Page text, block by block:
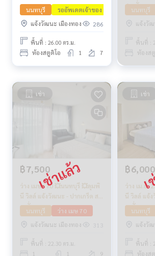
แจ้งวัฒนะ - ปากเกร็ด สเตชั่น
นนทบุรี
รออัพเดตเจ้าของ
แจ้งวัฒนะ เมืองทอง
286
พื้นที่ : 26.00 ตร.ม.
ห้องสตูดิโอ 1 7
สเตชั่น
นนทบุรี
แจ้งวัฒ
พื้นที่ :
ห้องส
เช่า
฿7,500
ว่าง เมษา 70 💥นนทบุรี 💥ลุมพิ
นี วิลล์ แจ้งวัฒนะ - ปากเกร็ด ส
เตชั่น
นนทบุรี
ว่าง เมษ 70
แจ้งวัฒนะ เมืองทอง
พื้นที่ : 22.30 ตร.ม.
1 1 9
เช่า
฿6,000
ว่าง เม.ย.
นี วิลล์ แจ้
เตชั่น
นนทบุรี
แจ้งวัฒ
พื้นที่ :
ห้องส